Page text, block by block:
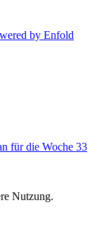
by Enfold
für die Woche 33
Nutzung.